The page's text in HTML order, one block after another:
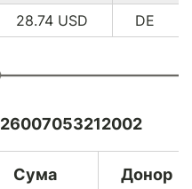
28.74 USD DE
26007053212002
Сума Донор